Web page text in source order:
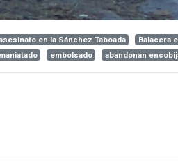
en la Sánchez Taboada Balacera
maniatado
embolsado abandonan